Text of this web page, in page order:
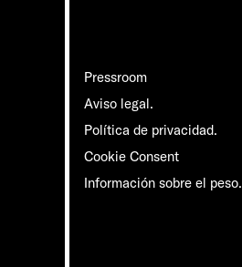
Pressroom
Aviso legal.
Política de privacidad.
Cookie Consent
Información sobre el peso.